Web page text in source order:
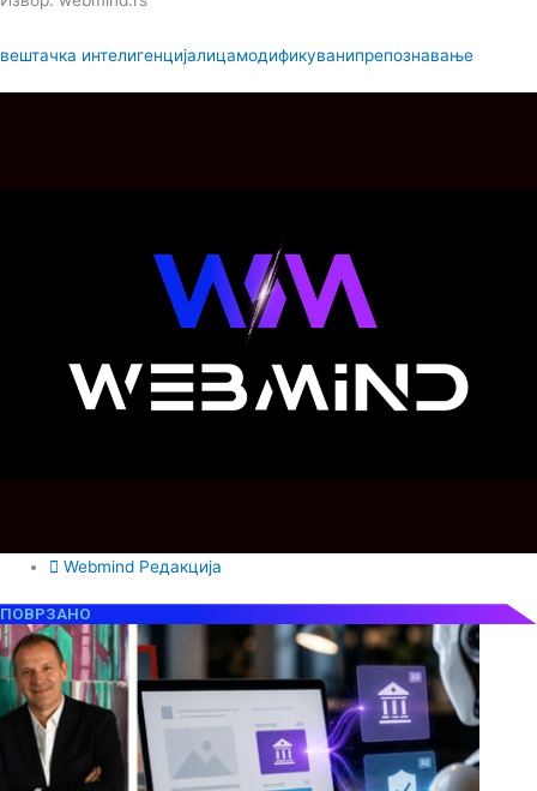
вештачка интелигенцијалицамодификуванипрепознавање
Webmind Редакција
ПОВРЗАНО